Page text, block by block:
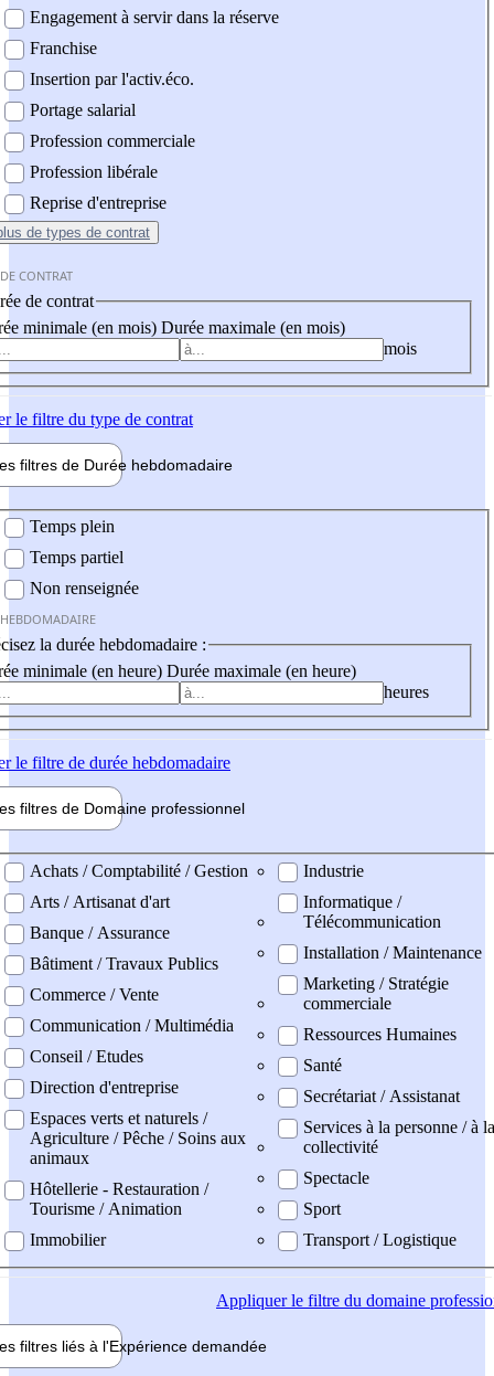
Engagement à servir dans la réserve
Franchise
Insertion par l'activ.éco.
Portage salarial
Profession commerciale
Profession libérale
Reprise d'entreprise
de types de contrat
CONTRAT
de contrat
minimale (en mois) Durée maximale (en mois)
mois
le filtre du type de contrat
filtres de Durée hebdomadaire
Temps plein
Temps partiel
Non renseignée
la durée hebdomadaire :
minimale (en heure) Durée maximale (en heure)
heures
le filtre de durée hebdomadaire
filtres de Domaine professionnel
professionel
Achats / Comptabilité / Gestion
Arts / Artisanat d'art
Banque / Assurance
Bâtiment / Travaux Publics
Commerce / Vente
Communication / Multimédia
Conseil / Etudes
Direction d'entreprise
Espaces verts et naturels /
Agriculture / Pêche / Soins aux
animaux
Hôtellerie - Restauration /
Tourisme / Animation
Immobilier
Industrie
Informatique /
Télécommunication
Installation / Maintenance
Marketing / Stratégie
commerciale
Ressources Humaines
Santé
Secrétariat / Assistanat
Services à la personne / à la
collectivité
Spectacle
Sport
Transport / Logistique
Appliquerle filtre du domaine
filtres liés à l'Expérience demandée